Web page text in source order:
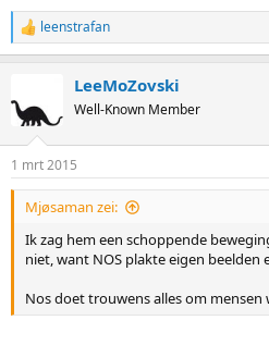
R
e
t
i
s
:
leenstrafan
LeeMoZovski
Well-Known Member
1 mrt 2015
Mjøsaman zei:
Ik zag hem een schoppende
niet, want NOS plakte eigen beelden
Nos doet trouwens alles om mensen